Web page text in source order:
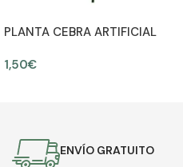
PLANTA CEBRA ARTIFICIAL
1,50€
ENVÍO GRATUITO